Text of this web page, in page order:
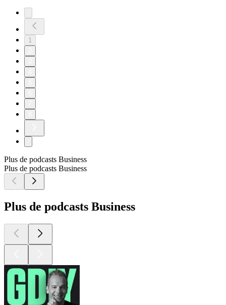
1
Plus de podcasts Business
Plus de podcasts Business
Plus de podcasts Business